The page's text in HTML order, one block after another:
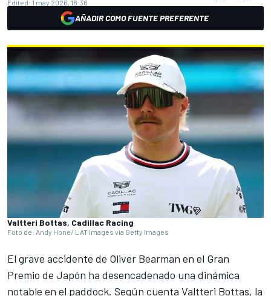
Edited: 1 may 2026, 18:36
AÑADIR COMO FUENTE PREFERENTE
Valtteri Bottas, Cadillac Racing
Foto de: Andy Hone/ LAT Images via Getty Images
El grave accidente de Oliver Bearman en el Gran
Premio de Japón ha desencadenado una dinámica
notable en el paddock. Según cuenta Valtteri Bottas, la